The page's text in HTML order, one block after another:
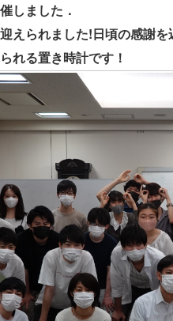
しました．
えられました!日頃の感謝
れる置き時計です！